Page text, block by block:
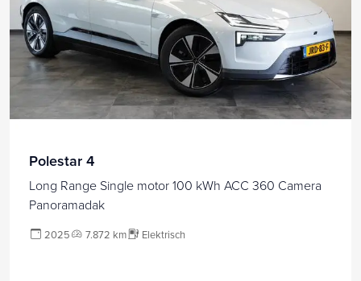
Polestar 4
Long Range Single motor 100 kWh ACC 360 Camera
Panoramadak
2025 7.872 km Elektrisch